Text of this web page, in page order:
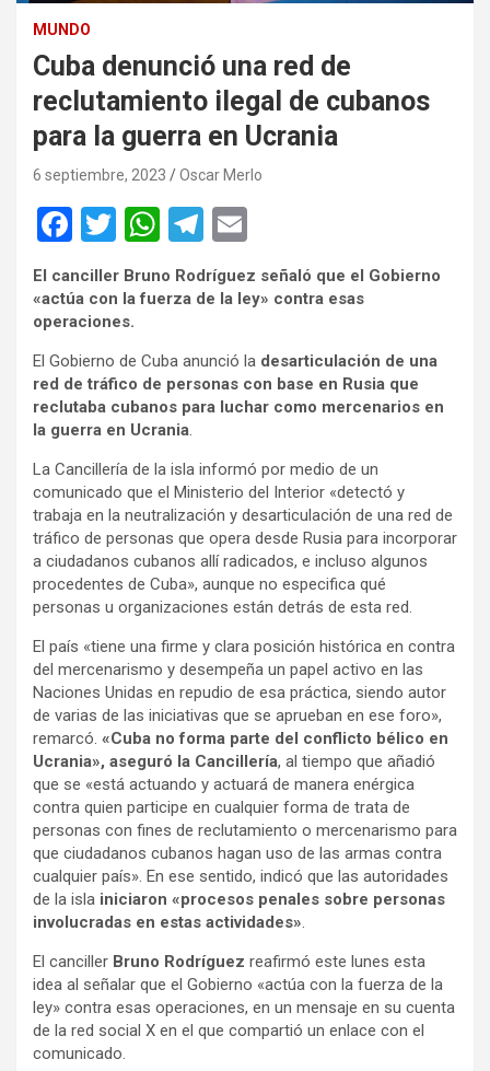
MUNDO
Cuba denunció una red de
reclutamiento ilegal de cubanos
para la guerra en Ucrania
6 septiembre, 2023 Oscar Merlo
F
ce
b
o
o
k
T
wi
tt
er
W
h
at
A
p
p
T
el
e
a
m
ail
El canciller Bruno Rodríguez señaló que el Gobierno
«actúa con la fuerza de la ley» contra esas
operaciones.
El Gobierno de Cuba anunció la desarticulación de una
red de tráfico de personas con base en Rusia que
reclutaba cubanos para luchar como mercenarios en
la guerra en Ucrania.
La Cancillería de la isla informó por medio de un
comunicado que el Ministerio del Interior «detectó y
trabaja en la neutralización y desarticulación de una red de
tráfico de personas que opera desde Rusia para incorporar
a ciudadanos cubanos allí radicados, e incluso algunos
procedentes de Cuba», aunque no especifica qué
personas u organizaciones están detrás de esta red.
El país «tiene una firme y clara posición histórica en contra
del mercenarismo y desempeña un papel activo en las
Naciones Unidas en repudio de esa práctica, siendo autor
de varias de las iniciativas que se aprueban en ese foro»,
remarcó. «Cuba no forma parte del conflicto bélico en
Ucrania», aseguró la Cancillería, al tiempo que añadió
que se «está actuando y actuará de manera enérgica
contra quien participe en cualquier forma de trata de
personas con fines de reclutamiento o mercenarismo para
que ciudadanos cubanos hagan uso de las armas contra
cualquier país». En ese sentido, indicó que las autoridades
de la isla iniciaron «procesos penales sobre personas
involucradas en estas actividades».
El canciller Bruno Rodríguez reafirmó este lunes esta
idea al señalar que el Gobierno «actúa con la fuerza de la
ley» contra esas operaciones, en un mensaje en su cuenta
de la red social X en el que compartió un enlace con el
comunicado.